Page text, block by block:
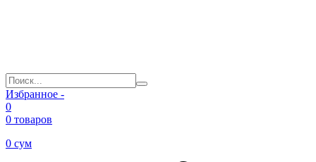
Избранное -
0
0 товаров
0 сум